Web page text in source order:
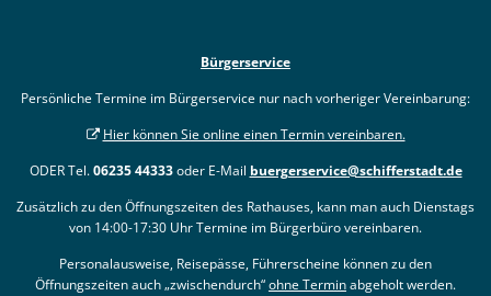
Bürgerservice
Persönliche Termine im Bürgerservice nur nach vorheriger Vereinbarung:
Hier können Sie online einen Termin vereinbaren.
ODER Tel.06235 44333oder E-Mail buergerservice@schifferstadt.de
Zusätzlich zu den Öffnungszeiten des Rathauses, kann man auch Dienstags
von 14:00-17:30 Uhr Termine im Bürgerbüro vereinbaren.
Personalausweise, Reisepässe, Führerscheine können zu den
Öffnungszeiten auch „zwischendurch“ohne Terminabgeholt werden.